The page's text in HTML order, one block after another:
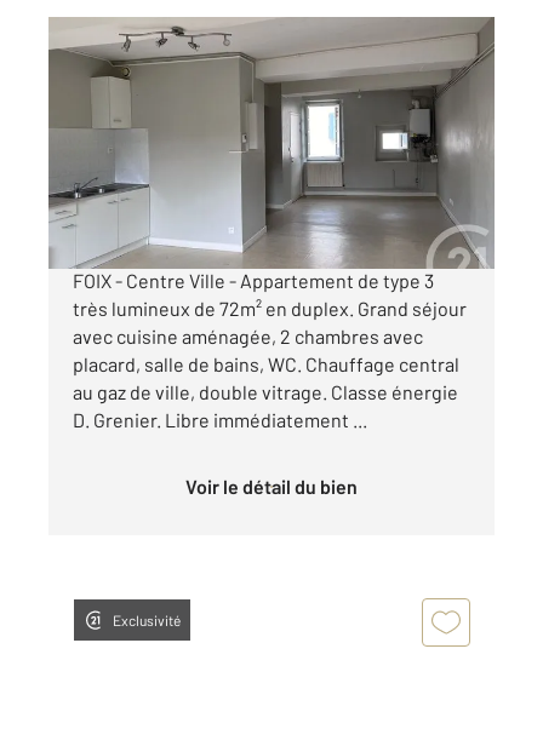
FOIX 09
73 m2, 3 pièces
Ref : 5998
Appartement F3 à louer
554 €
par mois charges comprises
FOIX - Centre Ville - Appartement de type 3
très lumineux de 72m² en duplex. Grand séjour
avec cuisine aménagée, 2 chambres avec
placard, salle de bains, WC. Chauffage central
au gaz de ville, double vitrage. Classe énergie
D. Grenier. Libre immédiatement ...
Voir le détail du bien
Exclusivité